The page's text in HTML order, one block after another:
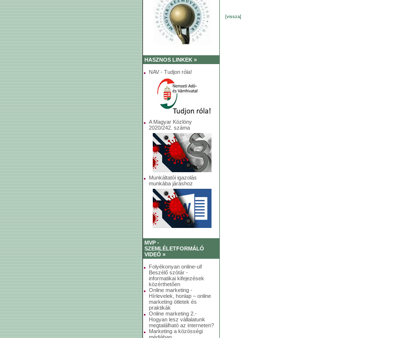
HASZNOS LINKEK »
NAV - Tudjon róla!
A Magyar Közlöny
2020/242. száma
Munkáltatói igazolás
munkába járáshoz
MVP -
SZEMLÉLETFORMÁLÓ
VIDEÓ »
Folyékonyan online-ul!
Beszélő szótár -
informatikai kifejezések
közérthetően
Online marketing -
Hírlevelek, honlap – online
marketing ötletek és
praktikák
Online marketing 2.-
Hogyan lesz vállalatunk
megtalálható az interneten?
Marketing a közösségi
[vissza]